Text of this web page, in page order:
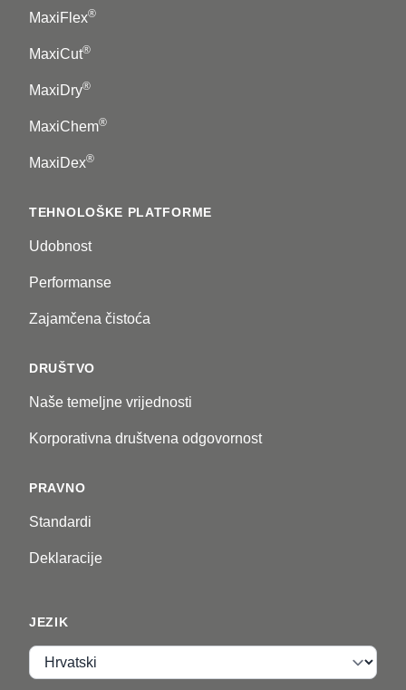
MaxiFlex®
MaxiCut®
MaxiDry®
MaxiChem®
MaxiDex®
TEHNOLOŠKE PLATFORME
Udobnost
Performanse
Zajamčena čistoća
DRUŠTVO
Naše temeljne vrijednosti
Korporativna društvena odgovornost
PRAVNO
Standardi
Deklaracije
JEZIK
Jezik